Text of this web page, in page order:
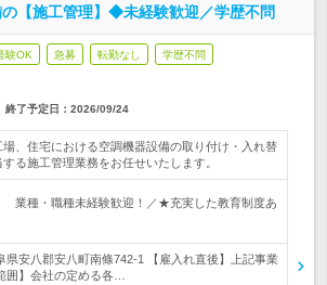
【施工管理】◆未経験歓迎／学歴不問
験OK 急募 転勤なし 学歴不問
終了予定日： 2026/09/24
、住宅における空調機器設備の取り付け・入れ替
する施工管理業務をお任せいたします。
業種・職種未経験歓迎！／★充実した教育制度あ
県安八郡安八町南條742-1 【雇入れ直後】上記事業
囲】会社の定める各…